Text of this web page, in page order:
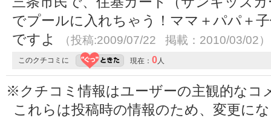
でプールに入れちゃう！ママ＋パパ＋
ですよ
（投稿:2009/07/22 掲載：2010/03/02）
このクチコミに 現在： 0 人
※クチコミ情報はユーザーの主観的なコ
これらは投稿時の情報のため、変更に